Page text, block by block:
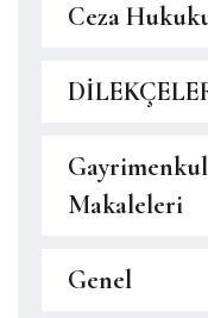
Ceza
Makaleleri
Genel